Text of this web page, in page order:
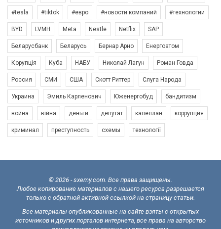
#tesla #tiktok #евро #новости компаний #технологии
BYD LVMH Meta Nestle Netflix SAP
Беларусбанк Беларусь Бернар Арно Енергоатом
Корупція Куба НАБУ Николай Лагун Роман Говда
Россия СМИ США Скотт Риттер Слуга Народа
Украина Эмиль Карленович Юженергобуд бандитизм
война війна деньги депутат капеллан коррупция
криминал преступность схемы технології
© 2026 - sxemy.com. Все права защищены.
Любое копирование материалов с нашего ресурса разрешается
только с обратной активной ссылкой на страницу статьи.
Все материалы опубликованные на сайте взяты с открытых
источников и других порталов интернета, все права на авторство